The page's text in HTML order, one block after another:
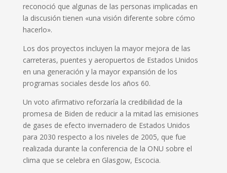
reconoció que algunas de las personas implicadas en
la discusión tienen «una visión diferente sobre cómo
hacerlo».
Los dos proyectos incluyen la mayor mejora de las
carreteras, puentes y aeropuertos de Estados Unidos
en una generación y la mayor expansión de los
programas sociales desde los años 60.
Un voto afirmativo reforzaría la credibilidad de la
promesa de Biden de reducir a la mitad las emisiones
de gases de efecto invernadero de Estados Unidos
para 2030 respecto a los niveles de 2005, que fue
realizada durante la conferencia de la ONU sobre el
clima que se celebra en Glasgow, Escocia.